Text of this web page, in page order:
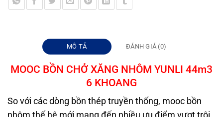
MÔ TẢ ĐÁNH GIÁ (0)
MOOC BỒN CHỞ XĂNG NHÔM YUNLI 44m3
6 KHOANG
So với các dòng bồn thép truyền thống, mooc bồn
nhôm thế hệ mới mang đến nhiều ưu điểm vượt trội